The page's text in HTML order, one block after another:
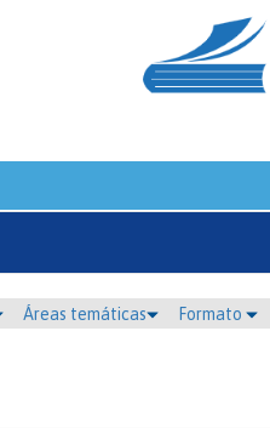
Áreas temáticas Formato